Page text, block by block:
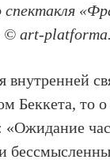
art-
внутренней
Беккета, то
«Ожидание